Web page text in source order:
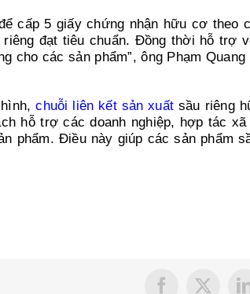
cấp 5 giấy chứng nhận hữu cơ theo
đạt tiêu chuẩn. Đồng thời hỗ trợ
cho các sản phẩm”, ông Phạm
hình,chuỗi liên kết sản xuất sầu riêng
hỗ trợ các doanh nghiệp, hợp tác
phẩm. Điều này giúp các sản phẩm